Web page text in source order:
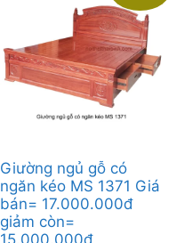
Giường ngủ gỗ có
ngăn kéo MS 1371 Giá
bán= 17.000.000đ
giảm còn=
15.000.000đ